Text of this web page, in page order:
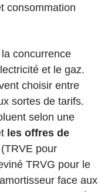
consommation
concurrence
et le gaz.
choisir entre
sortes de tarifs.
selon une
les offres de
pour
TRVG pour le
face aux